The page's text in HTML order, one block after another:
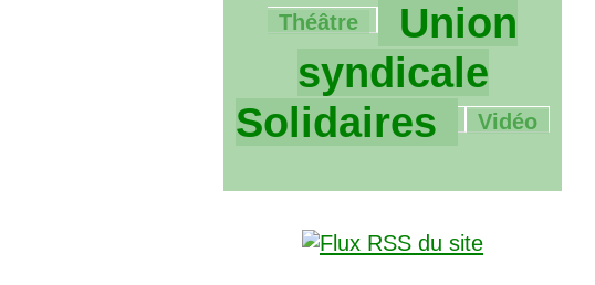
Théâtre
2380/2380
Union
syndicale
Solidaires
91/2380
Vidéo